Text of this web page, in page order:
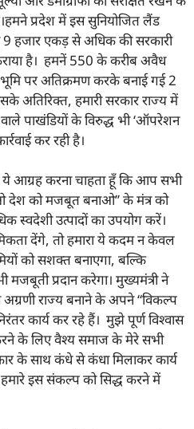
प्रदेश में इस सुनियोजित लैंड
9 हजार एकड़ से अधिक की सरकारी
है। हमनें 550 के करीब अवैध
भूमि पर अतिक्रमण करके बनाई गई 2
अतिरिक्त, हमारी सरकार राज्य में
पाखंडियों के विरुद्ध भी ‘ऑपरेशन
कर रही है।
आग्रह करना चाहता हूँ कि आप सभी
देश को मजबूत बनाओ’’ के मंत्र को
उत्पादों का उपयोग करें।
देंगे, तो हमारा ये कदम न केवल
को सशक्त बनाएगा, बल्कि
प्रदान करेगा। मुख्यमंत्री ने
राज्य बनाने के अपने “विकल्प
कार्य कर रहे हैं। मुझे पूर्ण विश्वास
के लिए वैश्य समाज के मेरे सभी
के साथ कंधे से कंधा मिलाकर कार्य
इस संकल्प को सिद्ध करने में